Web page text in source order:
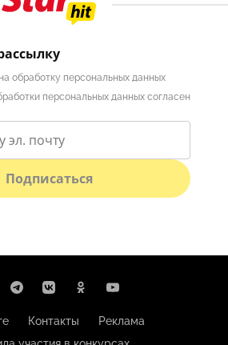
на обработку персональных данных
персональных данных согласен
Подписаться
Контакты
Реклама